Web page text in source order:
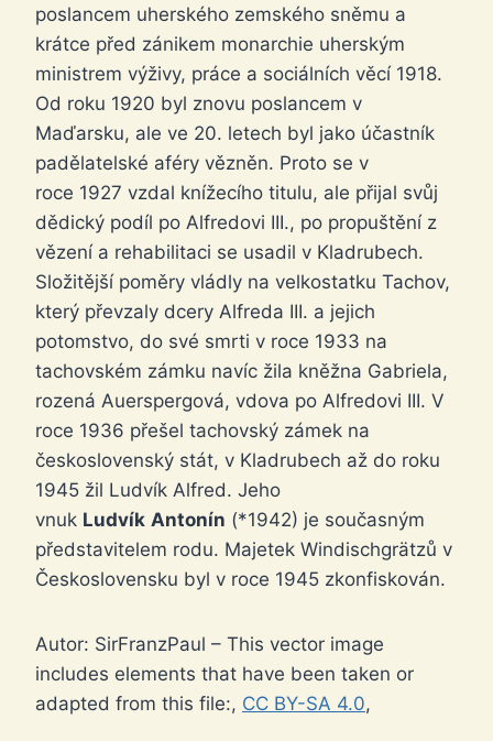
poslancem uherského zemského sněmu a
krátce před zánikem monarchie uherským
ministrem výživy, práce a sociálních věcí 1918.
Od roku 1920 byl znovu poslancem v
Maďarsku, ale ve 20. letech byl jako účastník
padělatelské aféry vězněn. Proto se v
roce 1927 vzdal knížecího titulu, ale přijal svůj
dědický podíl po Alfredovi III., po propuštění z
vězení a rehabilitaci se usadil v Kladrubech.
Složitější poměry vládly na velkostatku Tachov,
který převzaly dcery Alfreda III. a jejich
potomstvo, do své smrti v roce 1933 na
tachovském zámku navíc žila kněžna Gabriela,
rozená Auerspergová, vdova po Alfredovi III. V
roce 1936 přešel tachovský zámek na
československý stát, v Kladrubech až do roku
1945 žil Ludvík Alfred. Jeho
vnuk Ludvík Antonín (*1942) je současným
představitelem rodu. Majetek Windischgrätzů v
Československu byl v roce 1945 zkonfiskován.
Autor: SirFranzPaul – This vector image
includes elements that have been taken or
adapted from this file:, CC BY-SA 4.0,